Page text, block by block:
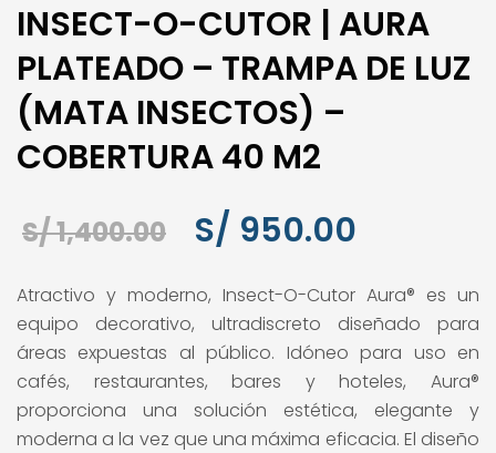
INSECT-O-CUTOR | AURA
PLATEADO – TRAMPA DE LUZ
(MATA INSECTOS) –
COBERTURA 40 M2
S/1,400.00
El
original
era:
S/ 1,400.00.
S/ 950.00
actual
es:
S/ 950.00.
Atractivo y moderno, Insect-O-Cutor Aura® es un
equipo decorativo, ultradiscreto diseñado para
áreas expuestas al público. Idóneo para uso en
cafés, restaurantes, bares y hoteles, Aura®
proporciona una solución estética, elegante y
moderna a la vez que una máxima eficacia. El diseño